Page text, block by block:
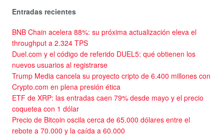
Entradas recientes
BNB Chain acelera 88%: su próxima actualización eleva el
throughput a 2.324 TPS
Duel.com y el código de referido DUEL5: qué obtienen los
nuevos usuarios al registrarse
Trump Media cancela su proyecto cripto de 6.400 millones con
Crypto.com en plena presión ética
ETF de XRP: las entradas caen 79% desde mayo y el precio
coquetea con 1 dólar
Precio de Bitcoin oscila cerca de 65.000 dólares entre el
rebote a 70.000 y la caída a 60.000